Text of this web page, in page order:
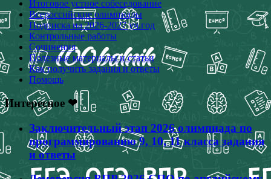
Итоговое устное собеседование
Всероссийские олимпиады
Подписка на 2026-2027 уч.год
Контрольные работы
Сочинения
Полезные материалы и статьи
Как получить задания и ответы
Помощь
Интересное ❤
Заключительный этап 2026 олимпиада по
программированию 9, 10, 11 класса задания
и ответы